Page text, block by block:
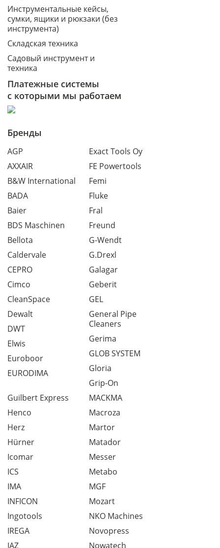
Инструментальные кейсы,
сумки, ящики и рюкзаки (без
инструмента)
Складская техника
Садовый инструмент и
техника
Платежные системы
с которыми мы работаем
Бренды
AGP
AXXAIR
B&W International
BADA
Baier
BDS Maschinen
Bellota
Caldervale
CEPRO
Cimco
CleanSpace
Dewalt
DWT
Elwis
Euroboor
EURODIMA
Exact Tools Oy
FE Powertools
Femi
Fluke
Fral
Freund
G-Wendt
G.Drexl
Galagar
Geberit
GEL
General Pipe
Cleaners
Gerima
GLOB SYSTEM
Gloria
Grip-On
Guilbert Express
Henco
Herz
Hürner
Icomar
ICS
IMA
INFICON
Ingotools
IREGA
JAZ
MACKMA
Macroza
Martor
Matador
Messer
Metabo
MGF
Mozart
NKO Machines
Novopress
Nowatech